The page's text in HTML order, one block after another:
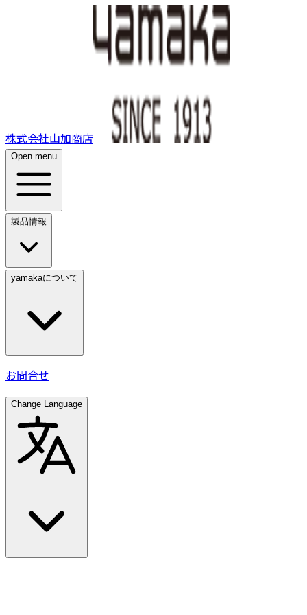
株式会社山加商店
Open menu
製品情報
yamakaについて
お問合せ
Change Language